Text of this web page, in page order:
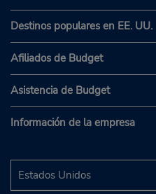
Destinos populares en EE. UU.
Afiliados de Budget
Asistencia de Budget
Información de la empresa